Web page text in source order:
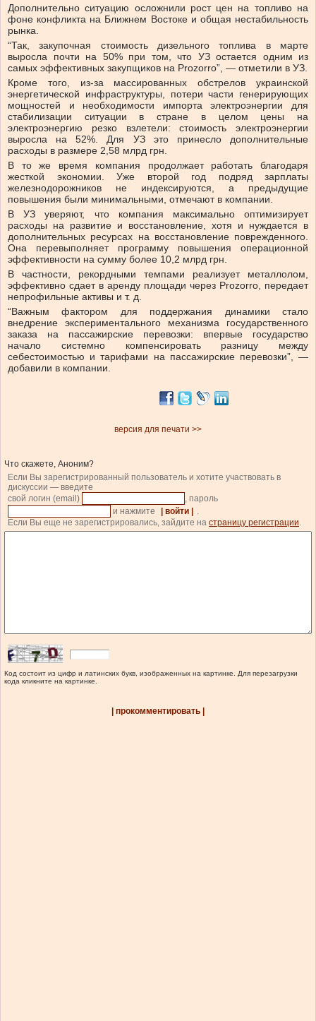
Дополнительно ситуацию осложнили рост цен на топливо на
фоне конфликта на Ближнем Востоке и общая нестабильность
рынка.
“Так, закупочная стоимость дизельного топлива в марте
выросла почти на 50% при том, что УЗ остается одним из
самых эффективных закупщиков на Prozorro”, — отметили в УЗ.
Кроме того, из-за массированных обстрелов украинской
энергетической инфраструктуры, потери части генерирующих
мощностей и необходимости импорта электроэнергии для
стабилизации ситуации в стране в целом цены на
электроэнергию резко взлетели: стоимость электроэнергии
выросла на 52%. Для УЗ это принесло дополнительные
расходы в размере 2,58 млрд грн.
В то же время компания продолжает работать благодаря
жесткой экономии. Уже второй год подряд зарплаты
железнодорожников не индексируются, а предыдущие
повышения были минимальными, отмечают в компании.
В УЗ уверяют, что компания максимально оптимизирует
расходы на развитие и восстановление, хотя и нуждается в
дополнительных ресурсах на восстановление поврежденного.
Она перевыполняет программу повышения операционной
эффективности на сумму более 10,2 млрд грн.
В частности, рекордными темпами реализует металлолом,
эффективно сдает в аренду площади через Prozorro, передает
непрофильные активы и т. д.
“Важным фактором для поддержания динамики стало
внедрение экспериментального механизма государственного
заказа на пассажирские перевозки: впервые государство
начало системно компенсировать разницу между
себестоимостью и тарифами на пассажирские перевозки”, —
добавили в компании.
версия для печати >>
Что скажете, Аноним?
Если Вы зарегистрированный пользователь и хотите участвовать в
дискуссии — введите
свой логин (email)
, пароль
и нажмите
| войти |
.
Если Вы еще не зарегистрировались, зайдите на страницу регистрации.
Код состоит из цифр и латинских букв, изображенных на картинке. Для перезагрузки
кода кликните на картинке.
| прокомментировать |